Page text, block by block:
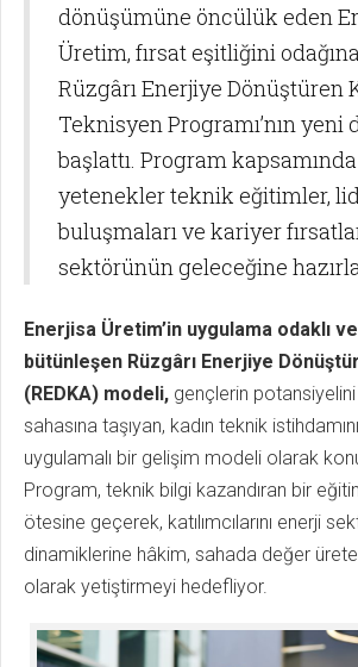
dönüşümüne öncülük eden
Üretim, fırsat eşitliğini
Rüzgârı Enerjiye Dönüştüren
Teknisyen Programı’nın yeni
başlattı. Program
yetenekler teknik eğitimler,
buluşmaları ve kariyer
sektörünün geleceğine
Enerjisa Üretim’in uygulama odaklı
bütünleşen Rüzgârı Enerjiye
(REDKA) modeli, gençlerin
sahasına taşıyan, kadın teknik
uygulamalı bir gelişim modeli olarak
Program, teknik bilgi kazandıran bir
ötesine geçerek, katılımcılarını enerji
dinamiklerine hâkim, sahada değer
olarak yetiştirmeyi hedefliyor.